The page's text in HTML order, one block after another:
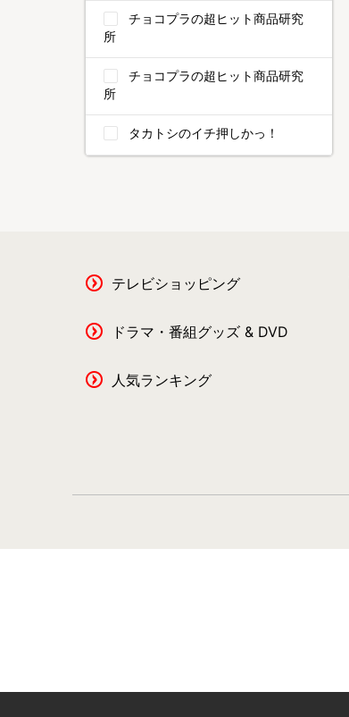
チョコプラの超ヒット商品研究
所
チョコプラの超ヒット商品研究
所
タカトシのイチ押しかっ！
テレビショッピング
ドラマ・番組グッズ & DVD
人気ランキング